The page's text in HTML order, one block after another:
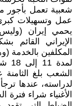
شعبية تعمل بأجور
عمل وتسهيلات
يحمي إيران
الإيراني القائم
المكلفين
الشعب بلغ
لدراسته، عندها
الأغنياء شراء